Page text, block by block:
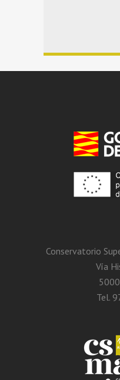
Conservatorio
Vía
Tel.